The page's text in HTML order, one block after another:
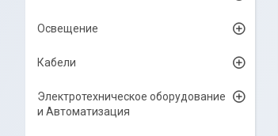
Освещение
Кабели
Электротехническое оборудование
и Автоматизация